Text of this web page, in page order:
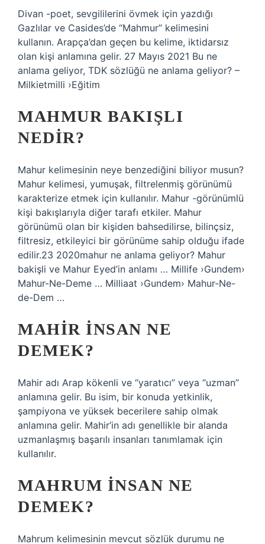
Divan -poet, sevgililerini övmek için yazdığı
Gazlılar ve Casides’de “Mahmur” kelimesini
kullanın. Arapça’dan geçen bu kelime, iktidarsız
olan kişi anlamına gelir. 27 Mayıs 2021 Bu ne
anlama geliyor, TDK sözlüğü ne anlama geliyor? –
Milkietmilli ›Eğitim
MAHMUR BAKIŞLI
NEDIR?
Mahur kelimesinin neye benzediğini biliyor musun?
Mahur kelimesi, yumuşak, filtrelenmiş görünümü
karakterize etmek için kullanılır. Mahur -görünümlü
kişi bakışlarıyla diğer tarafı etkiler. Mahur
görünümü olan bir kişiden bahsedilirse, bilinçsiz,
filtresiz, etkileyici bir görünüme sahip olduğu ifade
edilir.23 2020mahur ne anlama geliyor? Mahur
bakişli ve Mahur Eyed’in anlamı … Millife ›Gundem›
Mahur-Ne-Deme … Milliaat ›Gundem› Mahur-Ne-
de-Dem …
MAHIR INSAN NE
DEMEK?
Mahir adı Arap kökenli ve “yaratıcı” veya “uzman”
anlamına gelir. Bu isim, bir konuda yetkinlik,
şampiyona ve yüksek becerilere sahip olmak
anlamına gelir. Mahir’in adı genellikle bir alanda
uzmanlaşmış başarılı insanları tanımlamak için
kullanılır.
MAHRUM INSAN NE
DEMEK?
Mahrum kelimesinin mevcut sözlük durumu ne